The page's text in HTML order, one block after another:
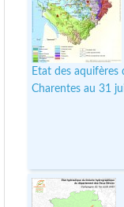
Etat des aquifères
Charentes au 31